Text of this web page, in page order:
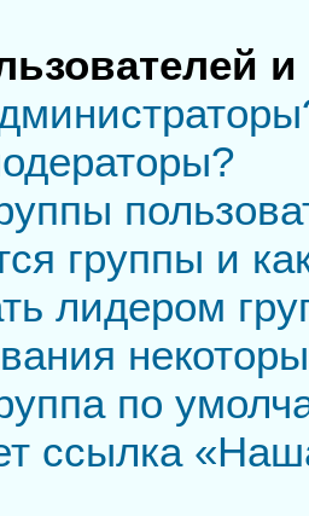
группы и
лидером
по
ссылка